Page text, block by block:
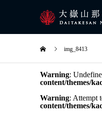
img_8413
Warning:
content/themes/
Warning: Attempt
content/themes/